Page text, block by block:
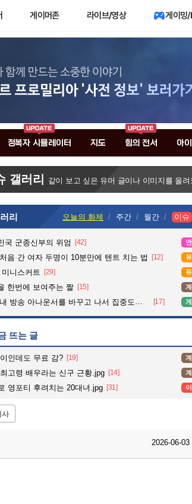
게이머존 라이브/영상 게이밍
정복자 시뮬레이터 지도 힘의 전서 아
갤러리 같이 보고 싶은 유머 글이나 이미지를 올려
리 오늘의 화제 주간 월간 이슈
국 군종신부의 위엄 [42]
음 간 여자 두명이 10분만에 텐트 치는 법 [12]
미니스커트 [29]
한번에 보여주는 짤 [15]
아나운서를 바꾸고 나서 집중도가 확 올라갔다는 한 아파트의 안내방송 [17]
뜨는 글
인데도 무료 감? [19]
고령 배우라는 신구 근황.jpg [14]
영포티 후려치는 20대녀.jpg [31]
사
2026-06-03